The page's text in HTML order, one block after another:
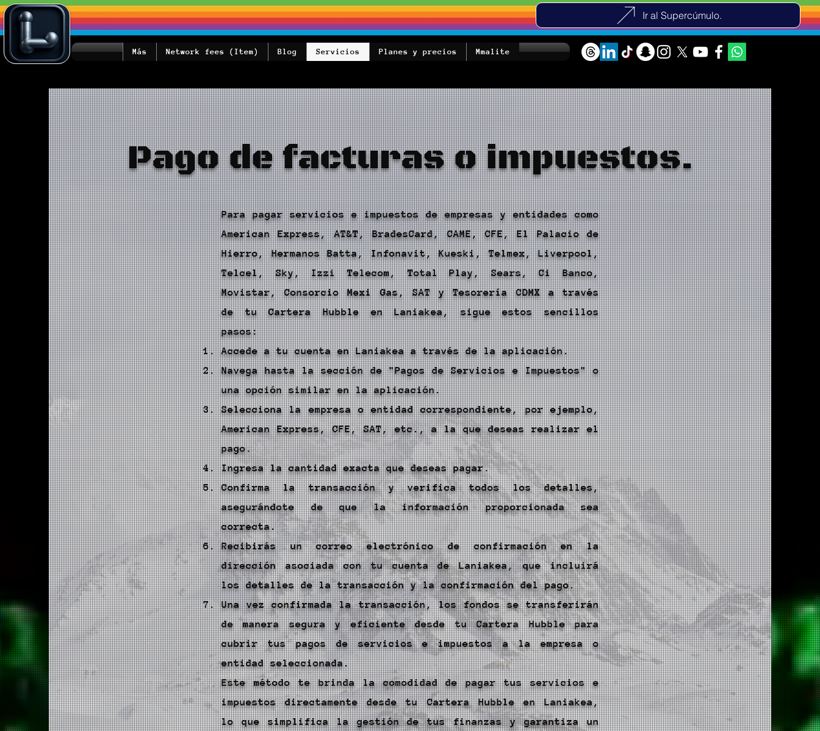
Ir al Supercúmulo.
Mmalite
Planes y precios
Servicios
Blog
Network fees (Item)
Más
Pago de facturas o impuestos.
Para pagar servicios e impuestos de empresas y entidades como
American Express, AT&T, BradesCard, CAME, CFE, El Palacio de
Hierro, Hermanos Batta, Infonavit, Kueski, Telmex, Liverpool,
Telcel, Sky, Izzi Telecom, Total Play, Sears, Ci Banco,
Movistar, Consorcio Mexi Gas, SAT y Tesorería CDMX a través
de tu Cartera Hubble en Laniakea, sigue estos sencillos
pasos:
Accede a tu cuenta en Laniakea a través de la aplicación.
Navega hasta la sección de "Pagos de Servicios e Impuestos" o
una opción similar en la aplicación.
Selecciona la empresa o entidad correspondiente, por ejemplo,
American Express, CFE, SAT, etc., a la que deseas realizar el
pago.
Ingresa la cantidad exacta que deseas pagar.
Confirma la transacción y verifica todos los detalles,
asegurándote de que la información proporcionada sea
correcta.
Recibirás un correo electrónico de confirmación en la
dirección asociada con tu cuenta de Laniakea, que incluirá
los detalles de la transacción y la confirmación del pago.
Una vez confirmada la transacción, los fondos se transferirán
de manera segura y eficiente desde tu Cartera Hubble para
cubrir tus pagos de servicios e impuestos a la empresa o
entidad seleccionada.
Este método te brinda la comodidad de pagar tus servicios e
impuestos directamente desde tu Cartera Hubble en Laniakea,
lo que simplifica la gestión de tus finanzas y garantiza un